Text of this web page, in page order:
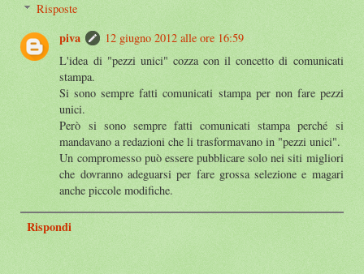
Risposte
piva
12 giugno 2012 alle ore 16:59
L'idea di "pezzi unici" cozza con il concetto di comunicati
stampa.
Si sono sempre fatti comunicati stampa per non fare pezzi
unici.
Però si sono sempre fatti comunicati stampa perché si
mandavano a redazioni che li trasformavano in "pezzi unici".
Un compromesso può essere pubblicare solo nei siti migliori
che dovranno adeguarsi per fare grossa selezione e magari
anche piccole modifiche.
Rispondi